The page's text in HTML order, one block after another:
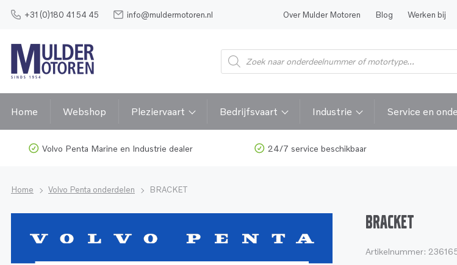
+31 (0)180 41 54 45 info@muldermotoren.nl Over Mulder Motoren Blog Werken bij
Home Webshop Pleziervaart Bedrijfsvaart Industrie Service en
Volvo Penta Marine en Industrie dealer 24/7 service beschikbaar
Home Volvo Penta onderdelen BRACKET
BRACKET
Artikelnummer: